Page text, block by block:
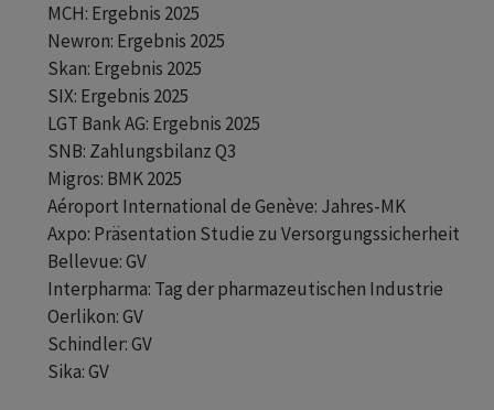
       MCH: Ergebnis 2025
       Newron: Ergebnis 2025
       Skan: Ergebnis 2025
       SIX: Ergebnis 2025
       LGT Bank AG: Ergebnis 2025
       SNB: Zahlungsbilanz Q3
       Migros: BMK 2025
       Aéroport International de Genève: Jahres-MK
       Axpo: Präsentation Studie zu Versorgungssicherheit
       Bellevue: GV
       Interpharma: Tag der pharmazeutischen Industrie
       Oerlikon: GV
       Schindler: GV
       Sika: GV